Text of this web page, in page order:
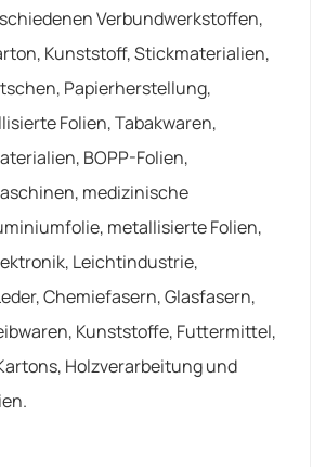
Verbundwerkstoffen,
Kunststoff, Stickmaterialien,
Papierherstellung,
Folien, Tabakwaren,
BOPP-Folien,
medizinische
metallisierte Folien,
Leichtindustrie,
Chemiefasern, Glasfasern,
Kunststoffe, Futtermittel,
Holzverarbeitung und